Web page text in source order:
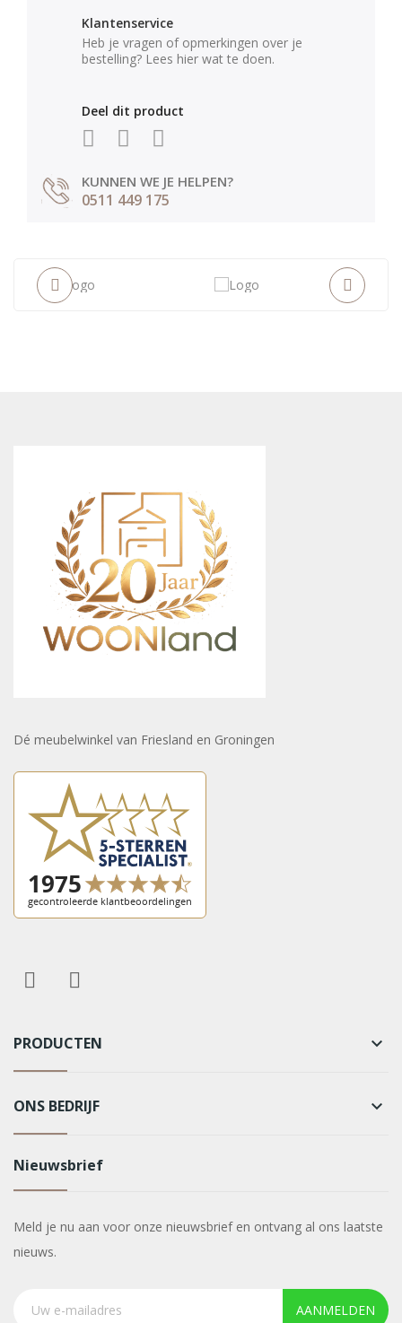
Klantenservice
Heb je vragen of opmerkingen over je
bestelling? Lees hier wat te doen.
Deel dit product
KUNNEN WE JE HELPEN?
0511 449 175
Dé meubelwinkel van Friesland en Groningen
PRODUCTEN keyboard_arrow_down
ONS BEDRIJF keyboard_arrow_down
Nieuwsbrief
Meld je nu aan voor onze nieuwsbrief en ontvang al ons laatste
nieuws.
AANMELDEN